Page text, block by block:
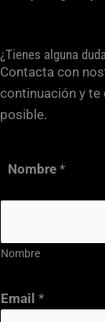
¿Tienes alguna
Contacta con
continuación y te
posible.
Nombre *
Nombre
o
Email *